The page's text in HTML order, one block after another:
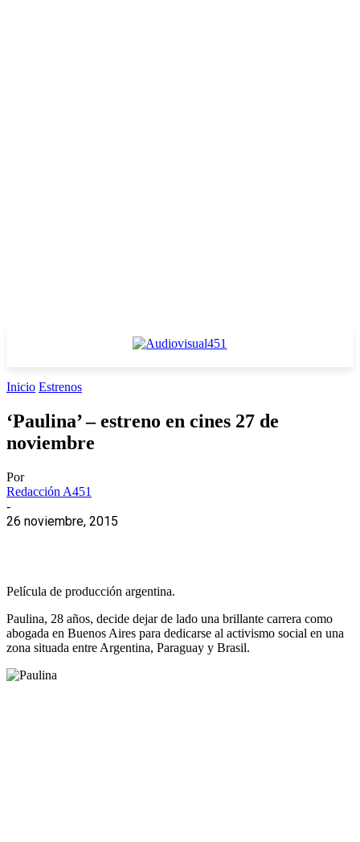
Inicio Estrenos
‘Paulina’ – estreno en cines 27 de
noviembre
Por
Redacción A451
-
26 noviembre, 2015
Película de producción argentina.
Paulina, 28 años, decide dejar de lado una brillante carrera como
abogada en Buenos Aires para dedicarse al activismo social en una
zona situada entre Argentina, Paraguay y Brasil.